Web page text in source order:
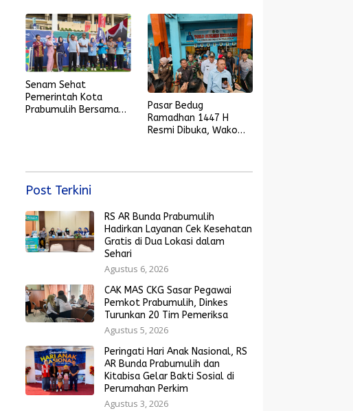
Final Piala Dunia 2026
Senam Sehat
Pemerintah Kota
Prabumulih Bersama
Pasar Bedug
Ramadhan 1447 H
Resmi Dibuka, Wako
Post Terkini
RS AR Bunda Prabumulih
Hadirkan Layanan Cek Kesehatan
Gratis di Dua Lokasi dalam
Sehari
Agustus 6, 2026
CAK MAS CKG Sasar Pegawai
Pemkot Prabumulih, Dinkes
Turunkan 20 Tim Pemeriksa
Agustus 5, 2026
Peringati Hari Anak Nasional, RS
AR Bunda Prabumulih dan
Kitabisa Gelar Bakti Sosial di
Perumahan Perkim
Agustus 3, 2026